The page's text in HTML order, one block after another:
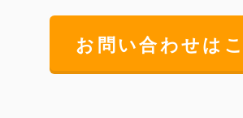
お問い合わせは